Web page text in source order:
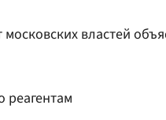
властей
реагентам